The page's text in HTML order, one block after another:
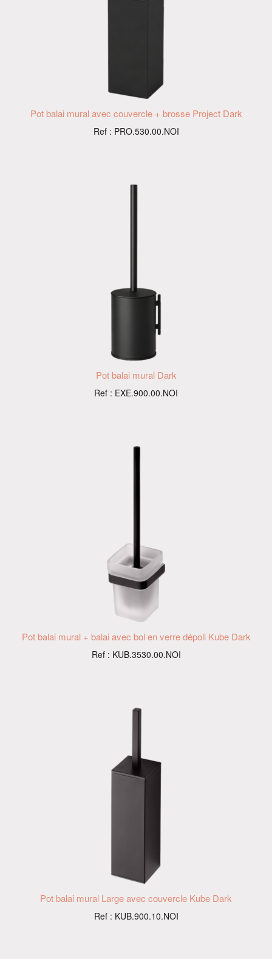
Pot balai mural avec couvercle + brosse Project Dark
Ref : PRO.530.00.NOI
Pot balai mural Dark
Ref : EXE.900.00.NOI
Pot balai mural + balai avec bol en verre dépoli Kube Dark
Ref : KUB.3530.00.NOI
Pot balai mural Large avec couvercle Kube Dark
Ref : KUB.900.10.NOI